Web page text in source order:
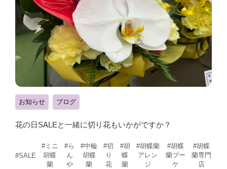
お知らせ ブログ
花の日SALEと一緒に切り花もいかがですか？
#SALE
#ミニ
胡蝶
蘭
#ら
ん
や
#中輪
胡蝶
蘭
#切
り
花
#胡
蝶
蘭
#胡蝶蘭
アレン
ジ
#胡蝶
蘭ブー
ケ
#胡蝶
蘭専門
店